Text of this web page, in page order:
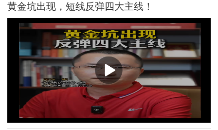
黄金坑出现，短线反弹四大主线！